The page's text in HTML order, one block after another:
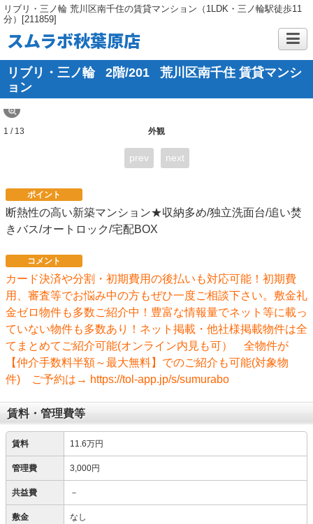
リブリ・三ノ輪 荒川区南千住の賃貸マンション（1LDK・三ノ輪駅徒歩11
分）[211859]
スムラボ秋葉原店
リブリ・三ノ輪 2階/201
荒川区南千住 賃貸マンシ
ョン
外観
1 / 13
prev next
ポイント
断熱性の高い新築マンション★収納多め/独立洗面台/追い焚
きバス/オートロック/宅配BOX
コメント
カード決済や分割・初期費用の後払いも対応可能！初期費
用、審査等でお悩み中の方もぜひ一度ご相談下さい。敷金礼
金ゼロ物件も多数ご紹介中！豊富な情報量でネット等に載っ
ていない物件も多数あり！ネット掲載・他社様掲載物件は全
てまとめてご紹介可能(オンライン内見も可） 全物件が
【仲介手数料半額～最大無料】でのご紹介も可能(対象物
件) ご予約は→ https://tol-app.jp/s/sumurabo
賃料・管理費等
賃料 11.6万円
管理費 3,000円
共益費 －
敷金 なし